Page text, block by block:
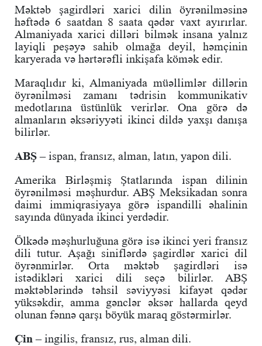
Məktəb şagirdləri xarici dilin öyrənilməsinə
həftədə 6 saatdan 8 saata qədər vaxt ayırırlar.
Almaniyada xarici dilləri bilmək insana yalnız
layiqli peşəyə sahib olmağa deyil, həmçinin
karyerada və hərtərəfli inkişafa kömək edir.
Maraqlıdır ki, Almaniyada müəllimlər dillərin
öyrənilməsi zamanı tədrisin kommunikativ
medotlarına üstünlük verirlər. Ona görə də
almanların əksəriyyəti ikinci dildə yaxşı danışa
bilirlər.
ABŞ – ispan, fransız, alman, latın, yapon dili.
Amerika Birləşmiş Ştatlarında ispan dilinin
öyrənilməsi məşhurdur. ABŞ Meksikadan sonra
daimi immiqrasiyaya görə ispandilli əhalinin
sayında dünyada ikinci yerdədir.
Ölkədə məşhurluğuna görə isə ikinci yeri fransız
dili tutur. Aşağı siniflərdə şagirdlər xarici dil
öyrənmirlər. Orta məktəb şagirdləri isə
istədikləri xarici dili seçə bilirlər. ABŞ
məktəblərində təhsil səviyyəsi kifayət qədər
yüksəkdir, amma gənclər əksər hallarda qeyd
olunan fənnə qarşı böyük maraq göstərmirlər.
Çin – ingilis, fransız, rus, alman dili.